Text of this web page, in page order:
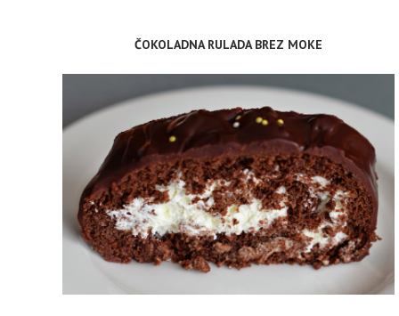
ČOKOLADNA RULADA BREZ MOKE